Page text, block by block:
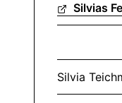
Silvias
Silvia